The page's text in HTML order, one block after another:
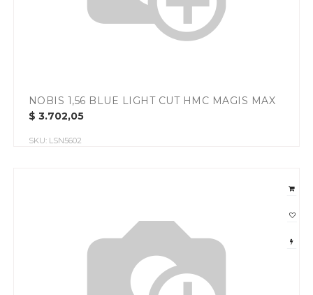
NOBIS 1,56 BLUE LIGHT CUT HMC MAGIS MAX
$ 3.702,05
SKU: LSN5602